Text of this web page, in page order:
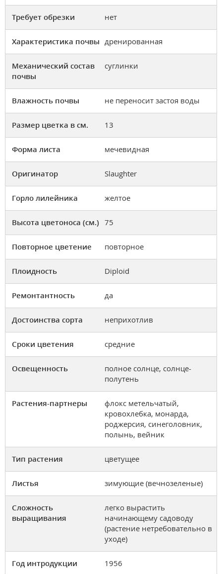
Требует обрезки нет
Характеристика почвы дренированная
Механический состав
почвы
суглинки
Влажность почвы не переносит застоя воды
Размер цветка в см. 13
Форма листа мечевидная
Оригинатор Slaughter
Горло лилейника желтое
Высота цветоноса (см.) 75
Повторное цветение повторное
Плоидность Diploid
Ремонтантность да
Достоинства сорта неприхотлив
Сроки цветения средние
Освещенность
полное солнце, солнце-
полутень
Растения-партнеры
флокс метельчатый,
кровохлебка, монарда,
роджерсия, синеголовник,
полынь, вейник
Тип растения цветущее
Листья зимующие (вечнозеленые)
Сложность
выращивания
легко вырастить
начинающему садоводу
(растение нетребовательно в
уходе)
Год интродукции 1956